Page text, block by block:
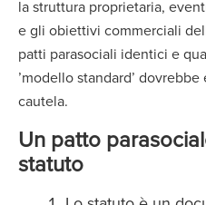
la struttura proprietaria,
e gli obiettivi commerciali
patti parasociali identici e
’modello standard’
cautela.
Un patto
statuto